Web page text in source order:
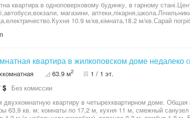
квартира в одноповерховому будинку, в гарному
магазини,
10.9 м/кв,кімната,18.2 м/кв.Сарай
меблів.Загальна площа 33,7 м/кв.Тел-н:06******50.
квартира в жилкоповском доме недалеко
63.9 м2 1 / 1 эт.
$ Без комиссии
двухкомнатную квартиру в четырехквартирном доме.
63,9 кв. м: комнаты по 17,2 м, кухня 11 м, смежный